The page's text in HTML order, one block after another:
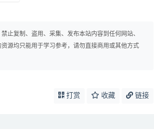
止复制、盗用、采集、发布本站内容到任何网站、
源均只能用于学习参考，请勿直接商用或其他方式
打赏 收藏 链接